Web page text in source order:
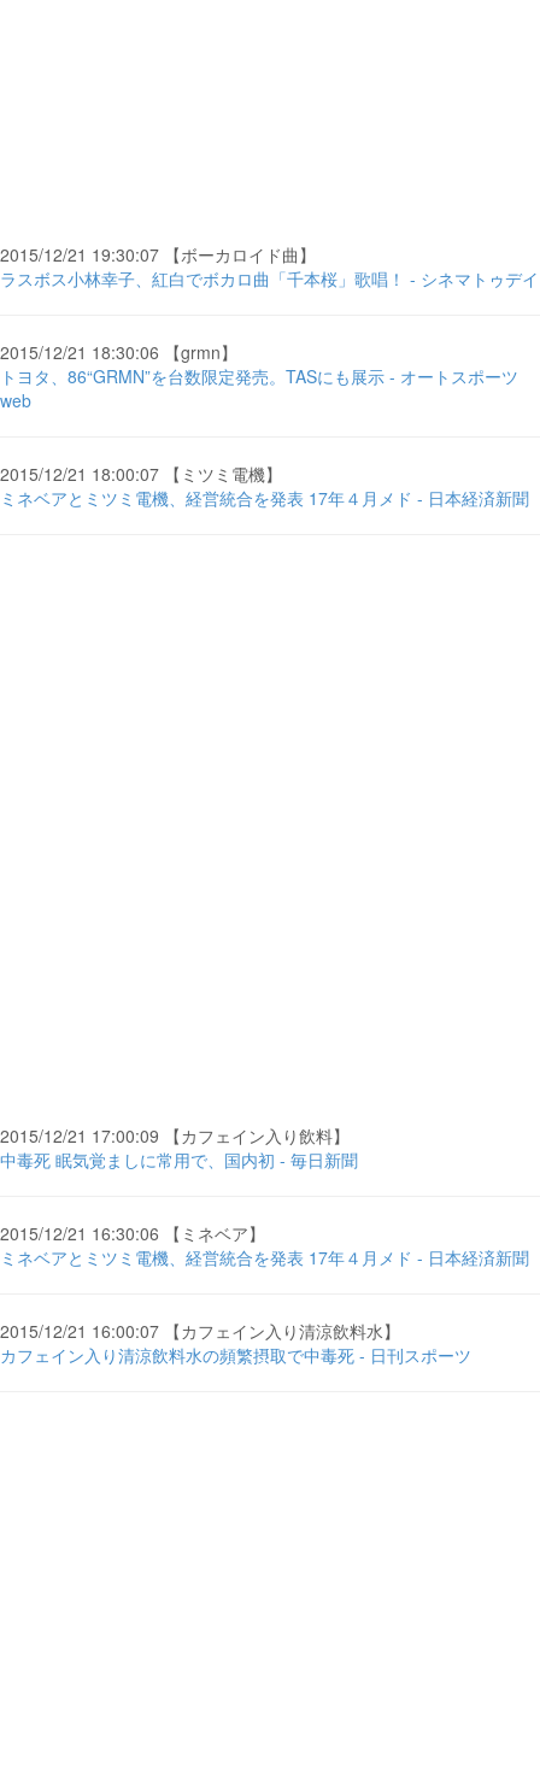
2015/12/21 19:30:07 【ボーカロイド曲】
ラスボス小林幸子、紅白でボカロ曲「千本桜」歌唱！ - シネマトゥデイ
2015/12/21 18:30:06 【grmn】
トヨタ、86“GRMN”を台数限定発売。TASにも展示 - オートスポーツ
web
2015/12/21 18:00:07 【ミツミ電機】
ミネベアとミツミ電機、経営統合を発表 17年４月メド - 日本経済新聞
2015/12/21 17:00:09 【カフェイン入り飲料】
中毒死 眠気覚ましに常用で、国内初 - 毎日新聞
2015/12/21 16:30:06 【ミネベア】
ミネベアとミツミ電機、経営統合を発表 17年４月メド - 日本経済新聞
2015/12/21 16:00:07 【カフェイン入り清涼飲料水】
カフェイン入り清涼飲料水の頻繁摂取で中毒死 - 日刊スポーツ